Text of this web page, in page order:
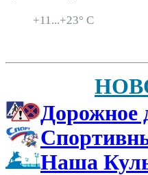
+11...+23° C
Дорожное
Наша